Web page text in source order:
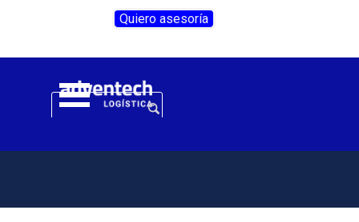
Saltar menú
Quiero asesoría